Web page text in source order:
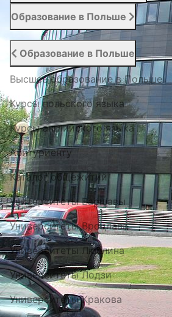
Образование в Польше
Образование в Польше
Высшее образование в Польше
Курсы польского языка
Курсы английского языка
Абитуриенту
Каталог общежитий
Университеты Варшавы
Университеты Вроцлава
Университеты Люблина
Университеты Лодзи
Университеты Кракова